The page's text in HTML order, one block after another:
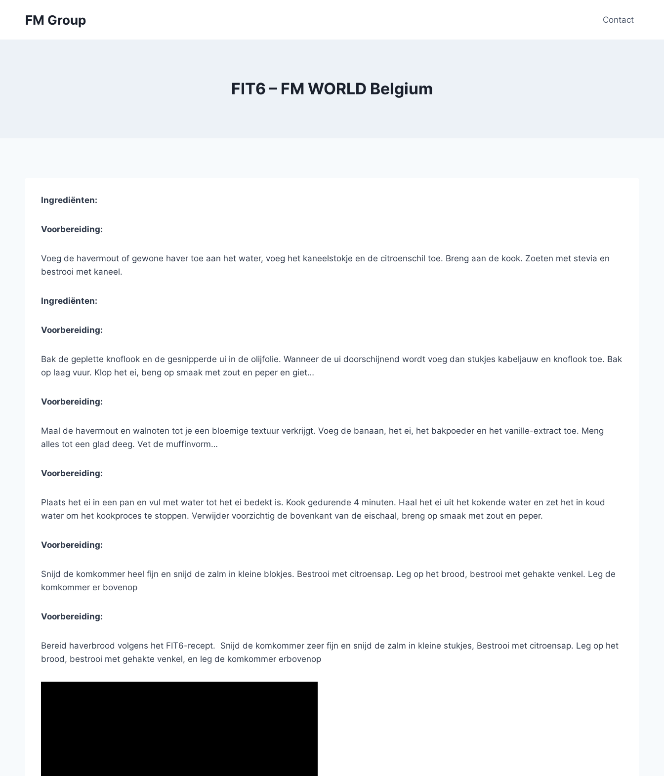
FM Group Contact
FIT6 – FM WORLD Belgium
Ingrediënten:
Voorbereiding:
Voeg de havermout of gewone haver toe aan het water, voeg het kaneelstokje en de citroenschil toe. Breng aan de kook. Zoeten met stevia en
bestrooi met kaneel.
Ingrediënten:
Voorbereiding:
Bak de geplette knoflook en de gesnipperde ui in de olijfolie. Wanneer de ui doorschijnend wordt voeg dan stukjes kabeljauw en knoflook toe. Bak
op laag vuur. Klop het ei, beng op smaak met zout en peper en giet…
Voorbereiding:
Maal de havermout en walnoten tot je een bloemige textuur verkrijgt. Voeg de banaan, het ei, het bakpoeder en het vanille-extract toe. Meng
alles tot een ​​glad deeg. Vet de muffinvorm…
Voorbereiding:
Plaats het ei in een pan en vul met water tot het ei bedekt is. Kook gedurende 4 minuten. Haal het ei uit het kokende water en zet het in koud
water om het kookproces te stoppen. Verwijder voorzichtig de bovenkant van de eischaal, breng op smaak met zout en peper.
Voorbereiding:
Snijd de komkommer heel fijn en snijd de zalm in kleine blokjes. Bestrooi met citroensap. Leg op het brood, bestrooi met gehakte venkel. Leg de
komkommer er bovenop
Voorbereiding:
Bereid haverbrood volgens het FIT6-recept. Snijd de komkommer zeer fijn en snijd de zalm in kleine stukjes, Bestrooi met citroensap. Leg op het
brood, bestrooi met gehakte venkel, en leg de komkommer erbovenop